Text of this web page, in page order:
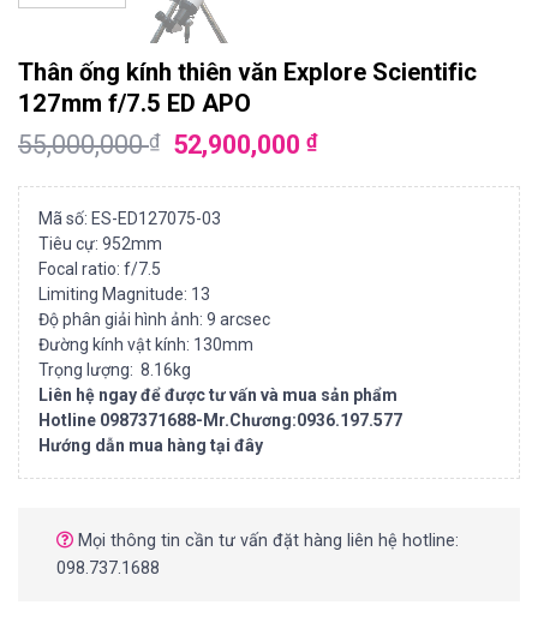
Thân ống kính thiên văn Explore Scientific
127mm f/7.5 ED APO
55,000,000₫ 52,900,000₫
Mã số: ES-ED127075-03
Tiêu cự: 952mm
Focal ratio: f/7.5
Limiting Magnitude: 13
Độ phân giải hình ảnh: 9 arcsec
Đường kính vật kính: 130mm
Trọng lượng: 8.16kg
Liên hệ ngay để được tư vấn và mua sản phẩm
Hotline 0987371688-Mr.Chương:0936.197.577
Hướng dẫn mua hàng tại đây
Mọi thông tin cần tư vấn đặt hàng liên hệ hotline:
098.737.1688